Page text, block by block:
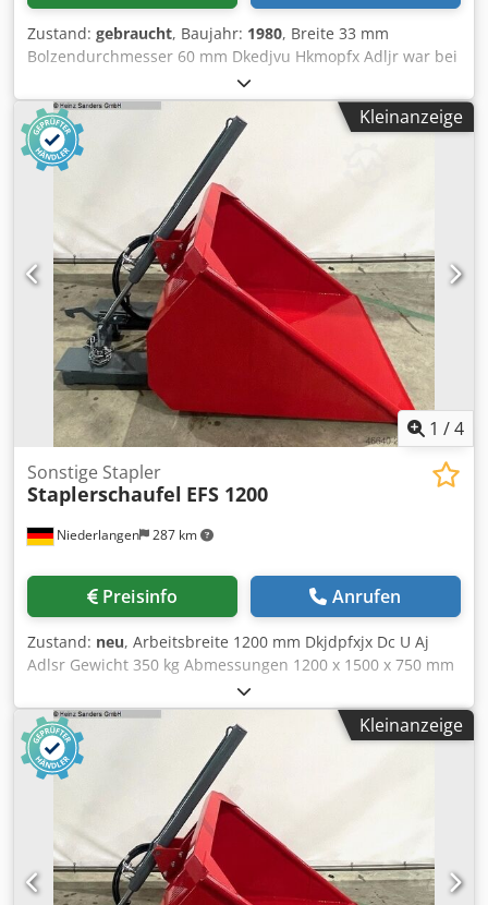
Zustand: gebraucht, Baujahr: 1980, Breite 33 mm
Bolzendurchmesser 60 mm Dkedjvu Hkmopfx Adljr war bei
unserem Bagger im Einsatz super für Grabenarbeiten
Kleinanzeige
1 /4
Niederlangen 287 km
Sonstige Stapler
Staplerschaufel EFS 1200
Preisinfo Anrufen
Zustand: neu, Arbeitsbreite 1200 mm Dkjdpfxjx Dc U Aj
Adlsr Gewicht 350 kg Abmessungen 1200 x 1500 x 750 mm
Für Kartoffeln, Zwiebeln, Möhren, Getreide, Dünger und
andere Schüttgüter. Superstabile Ausführung, zum
Aufstecken auf die Staplerzinken, Einfahrtaschen B/H: 180
mm/70 mm, doppelte Gelenkumlenkung, doppelwirkender
Hydraulikzylinder, Schläuche und Kupplungen,
Schneidkante vorne 15 mm, je ein Sichtfenster rechts und
links oben. Schaufelbreite ca. 1200mm Schaufeltiefe ca.
1500 mm Schaufelhöhe ca. 750 mm Einfahrtaschen 70 mm
x 180 mm Gewicht ca. 350 Kg Inhalt ca. 900 Ltr. Hergstellt
in Deutschland, pulverbeschichtet
Kleinanzeige